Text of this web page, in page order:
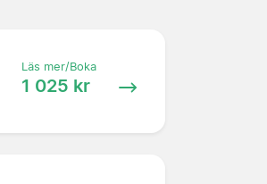
Läs mer/Boka
1 025 kr